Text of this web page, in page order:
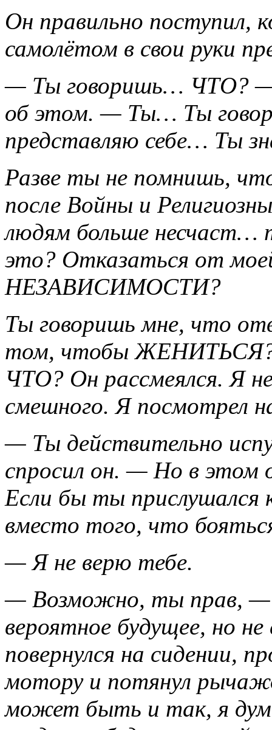
Он правильно поступил,
самолётом в свои руки
— Ты говоришь… ЧТО? —
об этом. — Ты… Ты
представляю себе… Ты
Разве ты не помнишь,
после Войны и
людям больше несчаст…
это? Отказаться от
НЕЗАВИСИМОСТИ?
Ты говоришь мне, что
том, чтобы
ЧТО? Он рассмеялся. Я
смешного. Я посмотрел
— Ты действительно
спросил он. — Но в
Если бы ты
вместо того, что
— Я не верю тебе.
— Возможно, ты прав, —
вероятное будущее, но
повернулся на сидении,
мотору и потянул
может быть и так, я